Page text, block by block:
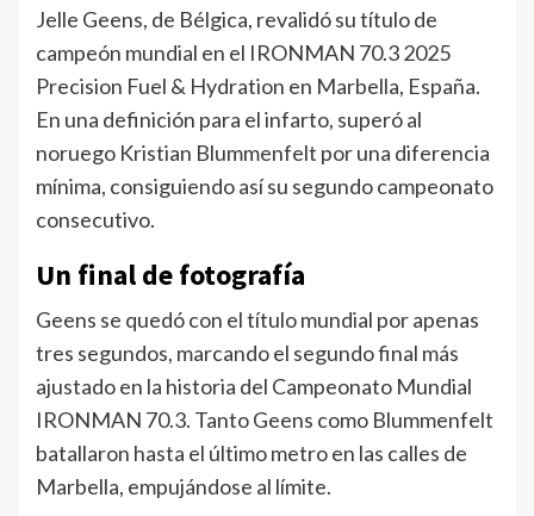
Jelle Geens, de Bélgica, revalidó su título de
campeón mundial en el IRONMAN 70.3 2025
Precision Fuel & Hydration en Marbella, España.
En una definición para el infarto, superó al
noruego Kristian Blummenfelt por una diferencia
mínima, consiguiendo así su segundo campeonato
consecutivo.
Un final de fotografía
Geens se quedó con el título mundial por apenas
tres segundos, marcando el segundo final más
ajustado en la historia del Campeonato Mundial
IRONMAN 70.3. Tanto Geens como Blummenfelt
batallaron hasta el último metro en las calles de
Marbella, empujándose al límite.